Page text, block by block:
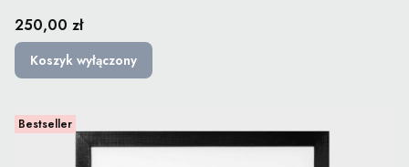
Cena
250,00 zł
Koszyk wyłączony
Bestseller